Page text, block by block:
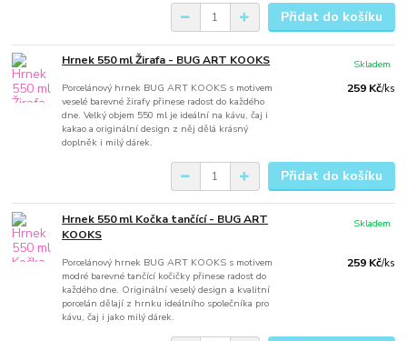
Přidat do košíku
Hrnek 550 ml Žirafa - BUG ART KOOKS
Porcelánový hrnek BUG ART KOOKS s motivem
veselé barevné žirafy přinese radost do každého
dne. Velký objem 550 ml je ideální na kávu, čaj i
kakao a originální design z něj dělá krásný
doplněk i milý dárek.
259 Kč/ks
Skladem
Přidat do košíku
Hrnek 550 ml Kočka tančící - BUG ART
KOOKS
Porcelánový hrnek BUG ART KOOKS s motivem
modré barevné tančící kočičky přinese radost do
každého dne. Originální veselý design a kvalitní
porcelán dělají z hrnku ideálního společníka pro
kávu, čaj i jako milý dárek.
259 Kč/ks
Skladem